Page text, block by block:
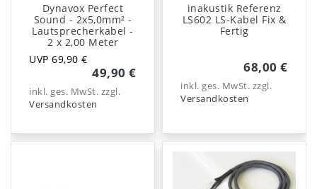
Dynavox Perfect
Sound - 2x5,0mm² -
Lautsprecherkabel -
2 x 2,00 Meter
UVP 69,90 €
49,90 €
inkl. ges. MwSt. zzgl.
Versandkosten
inakustik Referenz
LS602 LS-Kabel Fix &
Fertig
68,00 €
inkl. ges. MwSt. zzgl.
Versandkosten